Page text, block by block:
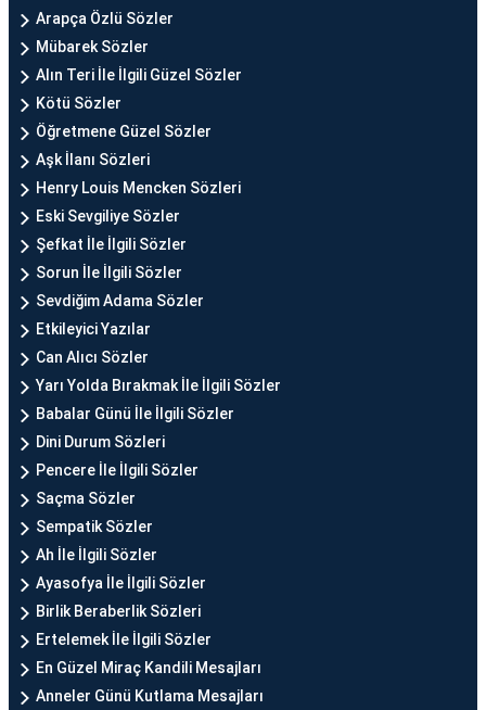
Arapça Özlü Sözler
Mübarek Sözler
Alın Teri İle İlgili Güzel Sözler
Kötü Sözler
Öğretmene Güzel Sözler
Aşk İlanı Sözleri
Henry Louis Mencken Sözleri
Eski Sevgiliye Sözler
Şefkat İle İlgili Sözler
Sorun İle İlgili Sözler
Sevdiğim Adama Sözler
Etkileyici Yazılar
Can Alıcı Sözler
Yarı Yolda Bırakmak İle İlgili Sözler
Babalar Günü İle İlgili Sözler
Dini Durum Sözleri
Pencere İle İlgili Sözler
Saçma Sözler
Sempatik Sözler
Ah İle İlgili Sözler
Ayasofya İle İlgili Sözler
Birlik Beraberlik Sözleri
Ertelemek İle İlgili Sözler
En Güzel Miraç Kandili Mesajları
Anneler Günü Kutlama Mesajları